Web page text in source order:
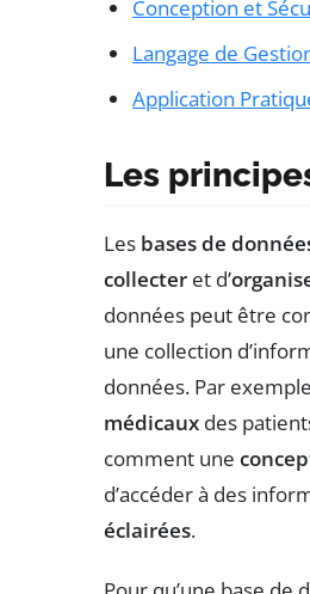
Conception et
Langage de
Application
Les
Les bases de
collecter et d’
données peut être
une collection
données. Par
médicaux des
comment une
d’accéder à des
éclairées.